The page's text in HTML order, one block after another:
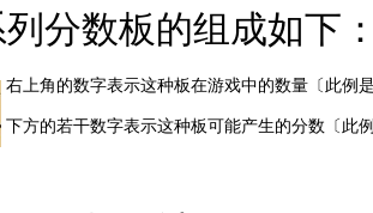
列分数板的组成如下
右上角的数字表示这种板在游戏中的数量〔此例
下方的若干数字表示这种板可能产生的分数〔此